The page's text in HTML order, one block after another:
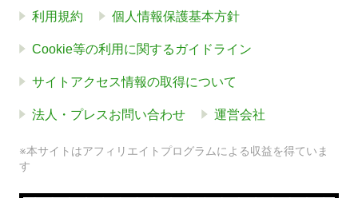
利用規約 個人情報保護基本方針
Cookie等の利用に関するガイドライン
サイトアクセス情報の取得について
法人・プレスお問い合わせ 運営会社
※本サイトはアフィリエイトプログラムによる収益を得ていま
す